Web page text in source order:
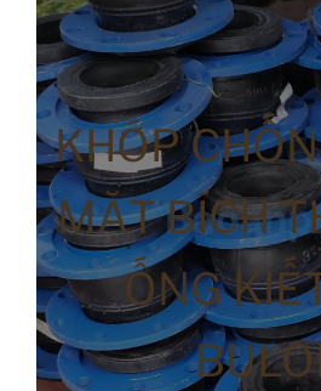
KHỚP
MẶT BÍCH
ỐNG